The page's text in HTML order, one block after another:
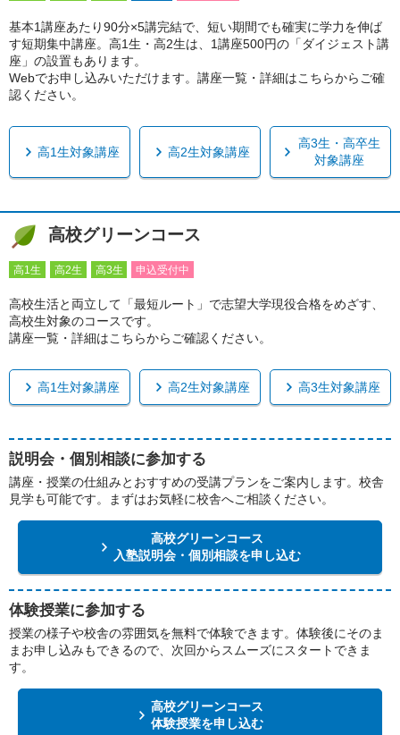
基本1講座あたり90分×5講完結で、短い期間でも確実に学力を伸ば
す短期集中講座。高1生・高2生は、1講座500円の「ダイジェスト講
座」の設置もあります。
Webでお申し込みいただけます。講座一覧・詳細はこちらからご確
認ください。
高1生対象講座 高2生対象講座
高3生・高卒生
対象講座
高校グリーンコース
高1生 高2生 高3生 申込受付中
高校生活と両立して「最短ルート」で志望大学現役合格をめざす、
高校生対象のコースです。
講座一覧・詳細はこちらからご確認ください。
高1生対象講座 高2生対象講座 高3生対象講座
説明会・個別相談に参加する
講座・授業の仕組みとおすすめの受講プランをご案内します。校舎
見学も可能です。まずはお気軽に校舎へご相談ください。
高校グリーンコース
入塾説明会・個別相談を申し込む
体験授業に参加する
授業の様子や校舎の雰囲気を無料で体験できます。体験後にそのま
まお申し込みもできるので、次回からスムーズにスタートできま
す。
高校グリーンコース
体験授業を申し込む